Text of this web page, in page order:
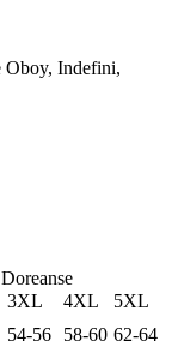
3XL 4XL
5XL
54-56 58-60 62-64